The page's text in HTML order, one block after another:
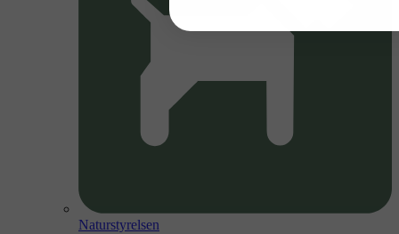
Naturstyrelsen